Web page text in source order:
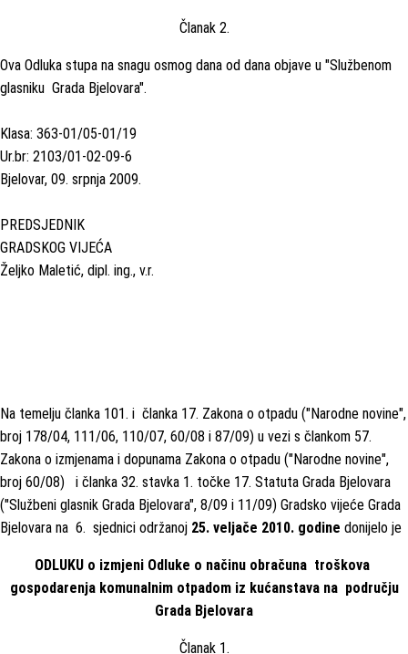
Članak 2.
Ova Odluka stupa na snagu osmog dana od dana objave u "Službenom
glasniku Grada Bjelovara".
Klasa: 363-01/05-01/19
Ur.br: 2103/01-02-09-6
Bjelovar, 09. srpnja 2009.
PREDSJEDNIK
GRADSKOG VIJEĆA
Željko Maletić, dipl. ing., v.r.
Na temelju članka 101. i članka 17. Zakona o otpadu ("Narodne novine",
broj 178/04, 111/06, 110/07, 60/08 i 87/09) u vezi s člankom 57.
Zakona o izmjenama i dopunama Zakona o otpadu ("Narodne novine",
broj 60/08) i članka 32. stavka 1. točke 17. Statuta Grada Bjelovara
("Službeni glasnik Grada Bjelovara", 8/09 i 11/09) Gradsko vijeće Grada
Bjelovara na 6. sjednici održanoj 25. veljače 2010. godine donijelo je
ODLUKU o izmjeni Odluke o načinu obračuna troškova
gospodarenja komunalnim otpadom iz kućanstava na području
Grada Bjelovara
Članak 1.